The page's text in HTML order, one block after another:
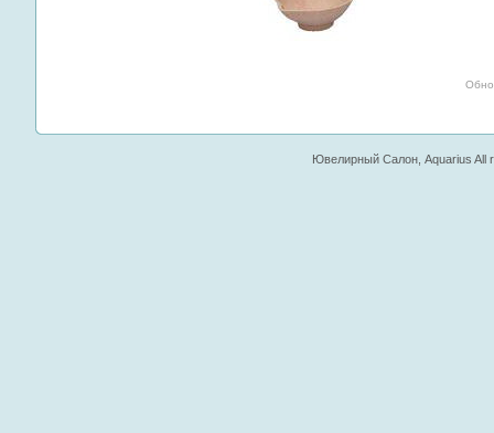
Ювелирный Салон, Aquarius All